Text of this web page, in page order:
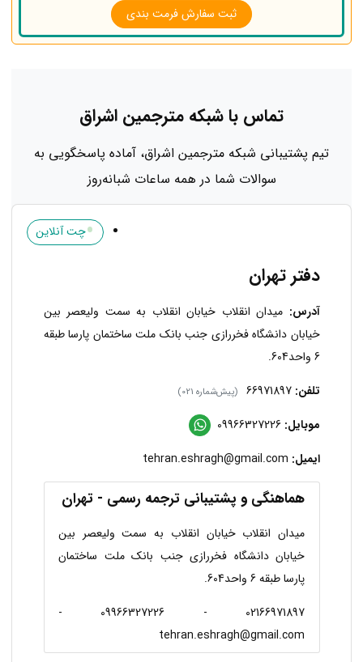
ثبت سفارش فرمت بندی
تماس با شبکه مترجمین اشراق
تیم پشتیبانی شبکه مترجمین اشراق، آماده پاسخگویی به
سوالات شما در همه ساعات شبانه‌روز
•چت آنلاین
دفتر تهران
آدرس: میدان انقلاب خیابان انقلاب به سمت ولیعصر بین
خیابان دانشگاه فخررازی جنب بانک ملت ساختمان پارسا طبقه
6 واحد604.
تلفن: 66971897 (پیش‌شماره 021)
موبایل: 09966327226
ایمیل:
هماهنگی و پشتیبانی ترجمه رسمی - تهران
میدان انقلاب خیابان انقلاب به سمت ولیعصر بین
خیابان دانشگاه فخررازی جنب بانک ملت ساختمان
پارسا طبقه 6 واحد604.
02166971897 - 09966327226 -
tehran.eshragh@gmail.com